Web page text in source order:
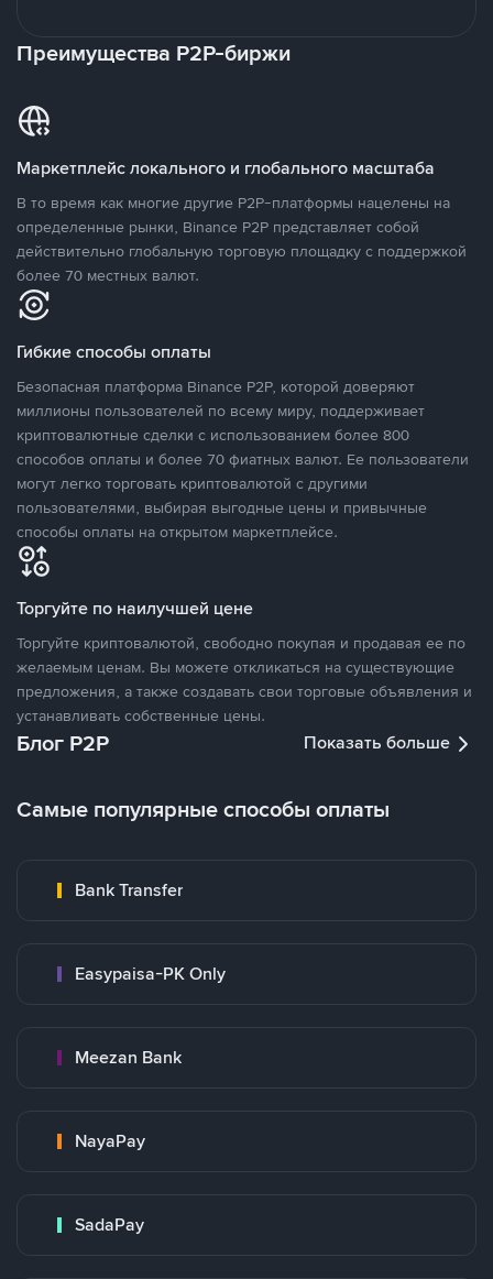
Преимущества P2P-биржи
Маркетплейс локального и глобального масштаба
В то время как многие другие P2P-платформы нацелены на
определенные рынки, Binance P2P представляет собой
действительно глобальную торговую площадку с поддержкой
более 70 местных валют.
Гибкие способы оплаты
Безопасная платформа Binance P2P, которой доверяют
миллионы пользователей по всему миру, поддерживает
криптовалютные сделки с использованием более 800
способов оплаты и более 70 фиатных валют. Ее пользователи
могут легко торговать криптовалютой с другими
пользователями, выбирая выгодные цены и привычные
способы оплаты на открытом маркетплейсе.
Торгуйте по наилучшей цене
Торгуйте криптовалютой, свободно покупая и продавая ее по
желаемым ценам. Вы можете откликаться на существующие
предложения, а также создавать свои торговые объявления и
устанавливать собственные цены.
Блог P2P Показать больше
Самые популярные способы оплаты
Bank Transfer
Easypaisa-PK Only
Meezan Bank
NayaPay
SadaPay